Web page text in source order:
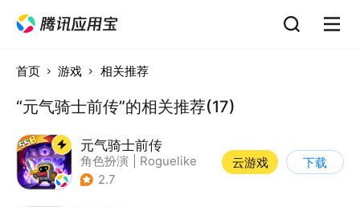
首页 游戏 相关推荐
“元气骑士前传”的相关推荐(17)
元气骑士前传
角色扮演
Roguelike
| 地牢
2.7
云游戏 下载